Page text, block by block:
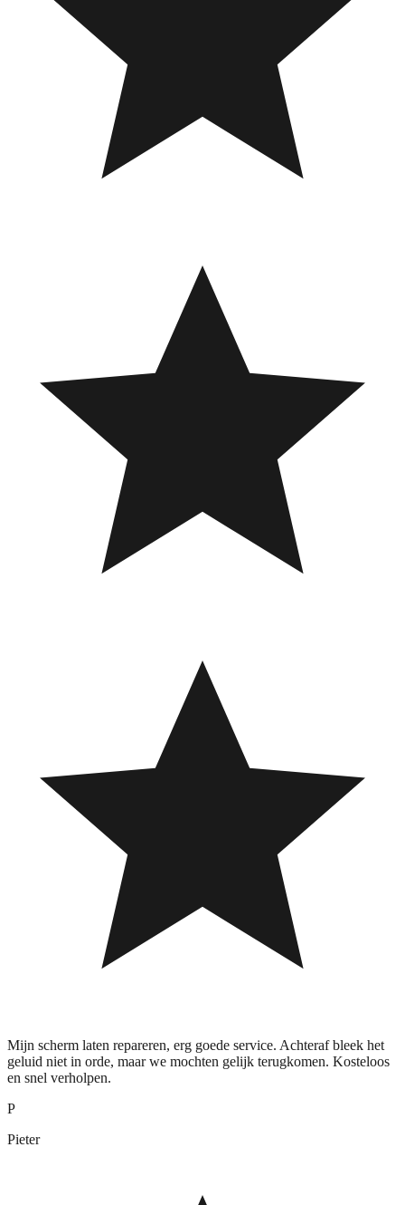
Mijn scherm laten repareren, erg goede service. Achteraf bleek het
geluid niet in orde, maar we mochten gelijk terugkomen. Kosteloos
en snel verholpen.
P
Pieter